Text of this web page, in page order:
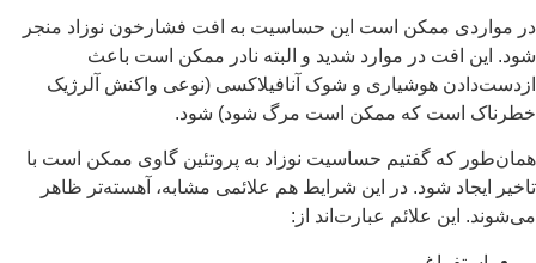
در مواردی ممکن است این حساسیت به افت فشارخون نوزاد منجر
شود. این افت در موارد شدید و البته نادر ممکن است باعث
ازدست‌دادن هوشیاری و شوک آنافیلاکسی (نوعی واکنش آلرژیک
خطرناک است که ممکن است مرگ شود) شود.
همان‌طور که گفتیم حساسیت نوزاد به پروتئین گاوی ممکن است با
تاخیر ایجاد شود. در این شرایط هم علائمی مشابه، آهسته‌تر ظاهر
می‌شوند. این علائم عبارت‌اند از: